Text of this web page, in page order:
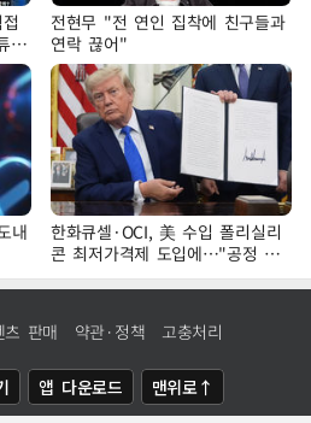
버
전현무 "전 연인 집착에 친구들과
연락 끊어"
내
한화큐셀·OCI, 美 수입 폴리실리
콘 최저가격제 도입에…"공정 경
쟁·수익성 개선 환영"
츠 판매 약관·정책 고충처리
앱 다운로드 맨위로↑